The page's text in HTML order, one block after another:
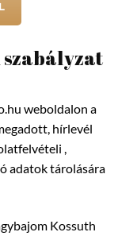
szabályzat
weboldalon a
hírlevél
,
adatok tárolására
Kossuth